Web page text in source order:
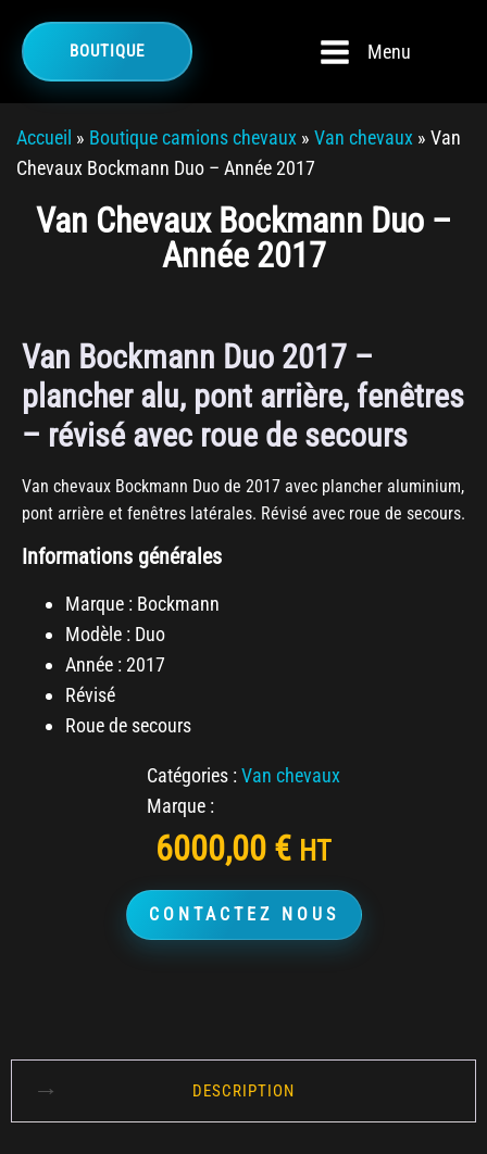
BOUTIQUE Menu
Accueil » Boutique camions chevaux » Van chevaux » Van
Chevaux Bockmann Duo – Année 2017
Van Chevaux Bockmann Duo –
Année 2017
Van Bockmann Duo 2017 –
plancher alu, pont arrière, fenêtres
– révisé avec roue de secours
Van chevaux Bockmann Duo de 2017 avec plancher aluminium,
pont arrière et fenêtres latérales. Révisé avec roue de secours.
Informations générales
Marque : Bockmann
Modèle : Duo
Année : 2017
Révisé
Roue de secours
Catégories : Van chevaux
Marque :
6000,00 € HT
CONTACTEZ NOUS
DESCRIPTION